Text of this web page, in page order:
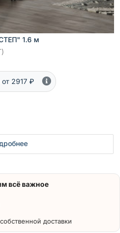
1.6 м
от 2917 ₽
всё важное
доставки